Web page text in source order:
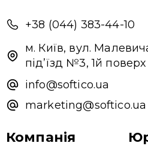
+38 (044) 383-44-10
м. Київ, вул.
під’їзд №3, 1й поверх
info@softico.ua
marketing@softico.ua
Компанія